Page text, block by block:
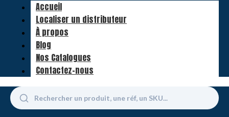
Accueil
Localiser un distributeur
À propos
Blog
Nos Catalogues
Contactez-nous